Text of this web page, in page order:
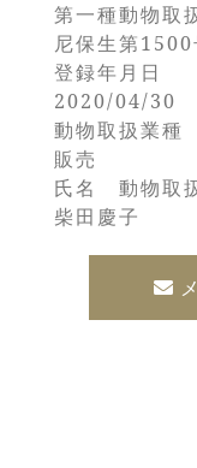
第一種動物取
尼保生第
登録年月日
2020/04/30
動物取扱業種
販売
氏名 動物取
柴田慶子